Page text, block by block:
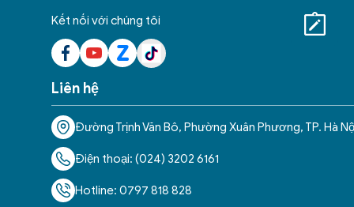
Kết nối với chúng tôi
Liên hệ
Đường Trịnh Văn Bô, Phường Xuân Phương, TP. Hà
Điện thoại: (024) 3202 6161
Hotline: 0797 818 828